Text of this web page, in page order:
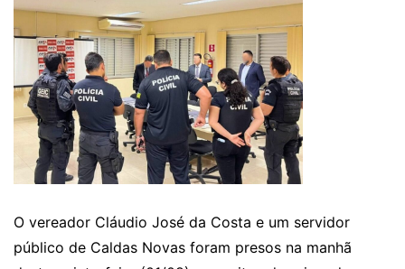
O vereador Cláudio José da Costa e um servidor
público de Caldas Novas foram presos na manhã